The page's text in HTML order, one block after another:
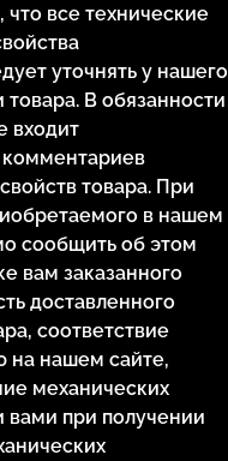
все технические
уточнять у нашего
В обязанности
входит
комментариев
товара. При
в нашем
сообщить об этом
вам заказанного
доставленного
соответствие
на нашем сайте,
механических
при получении